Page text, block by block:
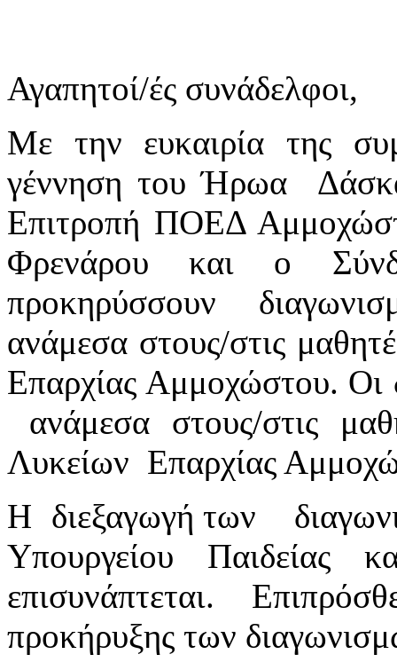
Αγαπητοί/ές συνάδελφοι,
Με την ευκαιρία της
γέννηση του Ήρωα
Επιτροπή ΠΟΕΔ
Φρενάρου και ο
προκηρύσσουν
ανάμεσα στους/στις
Επαρχίας Αμμοχώστου. Οι
ανάμεσα στους/στις
Λυκείων Επαρχίας
Η διεξαγωγή των
Υπουργείου Παιδείας
επισυνάπτεται.
προκήρυξης των